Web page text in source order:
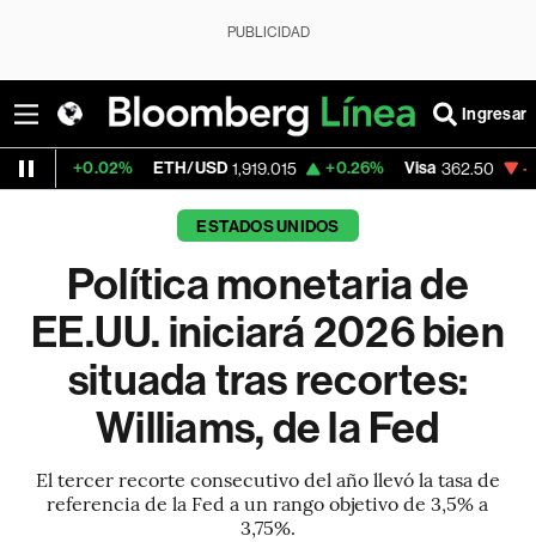
PUBLICIDAD
Ingresar
ETH/USD 1,919.015 +0.26% Visa 362.50 -2.15%
ESTADOS UNIDOS
Política monetaria de
EE.UU. iniciará 2026 bien
situada tras recortes:
Williams, de la Fed
El tercer recorte consecutivo del año llevó la tasa de
referencia de la Fed a un rango objetivo de 3,5% a
3,75%.